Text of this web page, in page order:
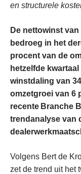
en structurele
De nettowinst
bedroeg in het
procent van de
hetzelfde
winstdaling van
omzetgroei van 6
recente Branche
trendanalyse van
Volgens Bert de
zet de trend uit het